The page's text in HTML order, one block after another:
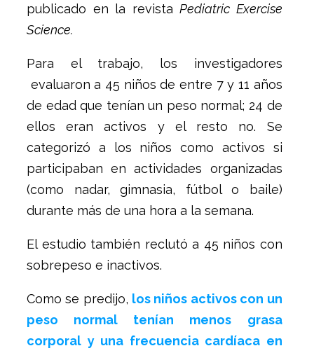
publicado en la revistaPediatric Exercise
Science.
Para el trabajo, los investigadores
evaluaron a 45 niños de entre 7 y 11 años
de edad que tenían un peso normal; 24 de
ellos eran activos y el resto no. Se
categorizó a los niños como activos si
participaban en actividades organizadas
(como nadar, gimnasia, fútbol o baile)
durante más de una hora a la semana.
El estudio también reclutó a 45 niños con
sobrepeso e inactivos.
Como se predijo, los niños activos con un
peso normal tenían menos grasa
corporal y una frecuencia cardíaca en